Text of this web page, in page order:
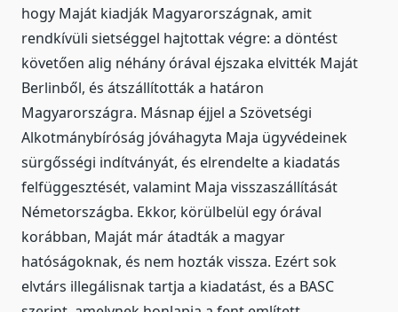
hogy Maját kiadják Magyarországnak, amit
rendkívüli sietséggel hajtottak végre: a döntést
követően alig néhány órával éjszaka elvitték Maját
Berlinből, és átszállították a határon
Magyarországra. Másnap éjjel a Szövetségi
Alkotmánybíróság jóváhagyta Maja ügyvédeinek
sürgősségi indítványát, és elrendelte a kiadatás
felfüggesztését, valamint Maja visszaszállítását
Németországba. Ekkor, körülbelül egy órával
korábban, Maját már átadták a magyar
hatóságoknak, és nem hozták vissza. Ezért sok
elvtárs illegálisnak tartja a kiadatást, és a BASC